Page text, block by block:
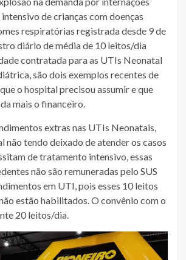
de crianças com doenças
respiratórias registrada desde 9 de
diário de média de 10 leitos/dia
contratada para as UTIs Neonatal
são dois exemplos recentes de
o hospital precisou assumir e que
mais o financeiro.
extras nas UTIs Neonatais,
não tendo deixado de atender os casos
de tratamento intensivo, essas
não são remuneradas pelo SUS
em UTI, pois esses 10 leitos
estão habilitados. O convênio com o
20 leitos/dia.